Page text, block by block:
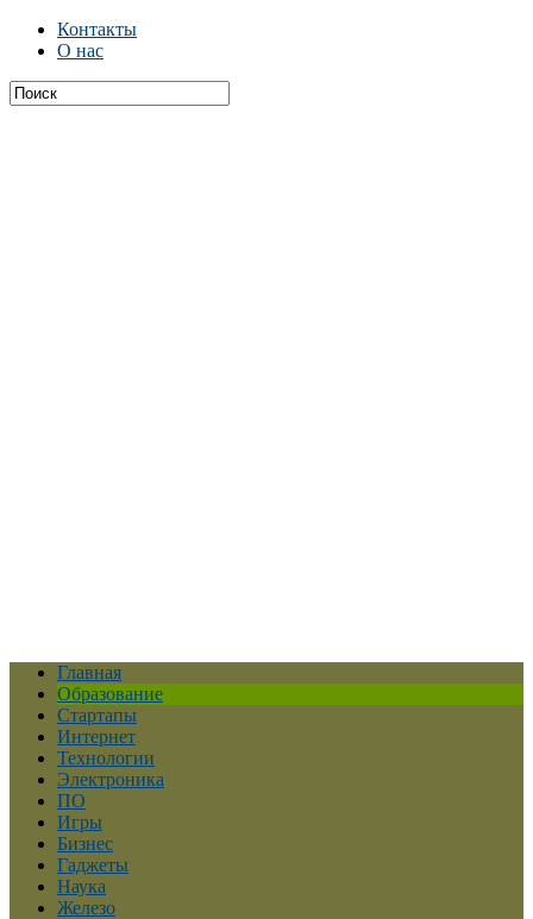
Контакты
О нас
Главная
Образование
Стартапы
Интернет
Технологии
Электроника
ПО
Игры
Бизнес
Гаджеты
Наука
Железо